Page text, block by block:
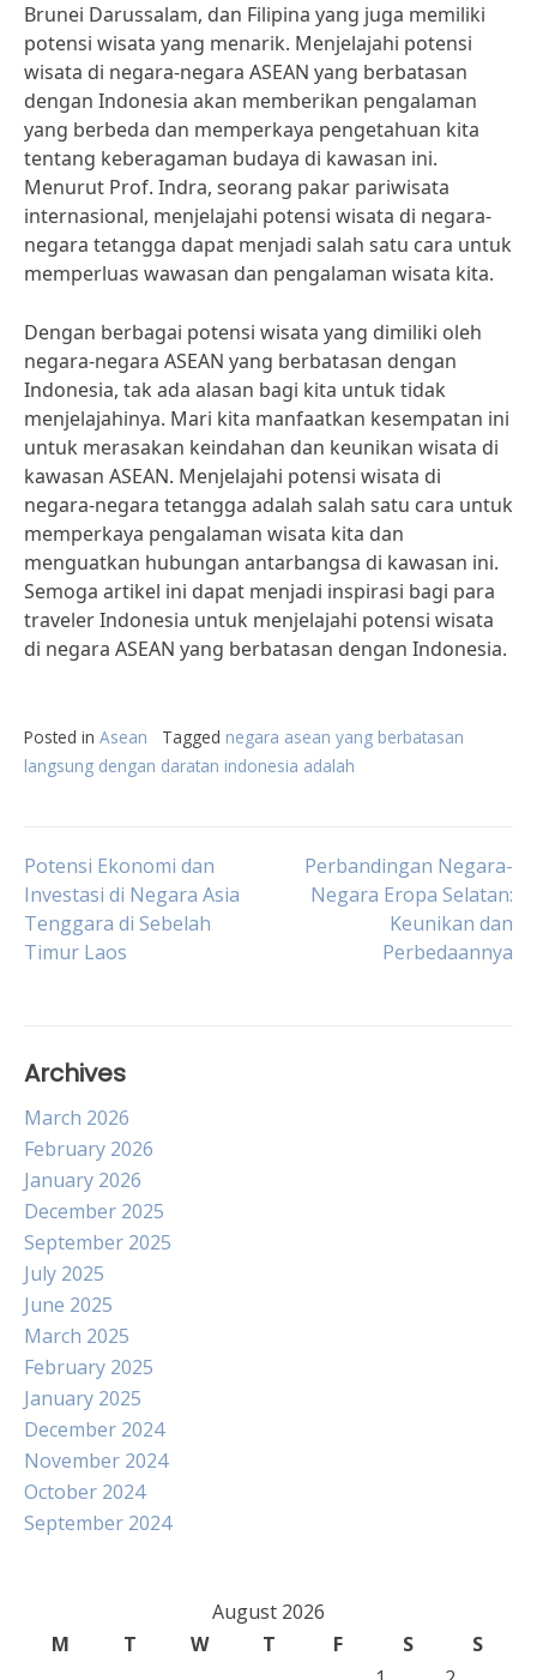
Brunei Darussalam, dan Filipina yang juga memiliki
potensi wisata yang menarik. Menjelajahi potensi
wisata di negara-negara ASEAN yang berbatasan
dengan Indonesia akan memberikan pengalaman
yang berbeda dan memperkaya pengetahuan kita
tentang keberagaman budaya di kawasan ini.
Menurut Prof. Indra, seorang pakar pariwisata
internasional, menjelajahi potensi wisata di negara-
negara tetangga dapat menjadi salah satu cara untuk
memperluas wawasan dan pengalaman wisata kita.
Dengan berbagai potensi wisata yang dimiliki oleh
negara-negara ASEAN yang berbatasan dengan
Indonesia, tak ada alasan bagi kita untuk tidak
menjelajahinya. Mari kita manfaatkan kesempatan ini
untuk merasakan keindahan dan keunikan wisata di
kawasan ASEAN. Menjelajahi potensi wisata di
negara-negara tetangga adalah salah satu cara untuk
memperkaya pengalaman wisata kita dan
menguatkan hubungan antarbangsa di kawasan ini.
Semoga artikel ini dapat menjadi inspirasi bagi para
traveler Indonesia untuk menjelajahi potensi wisata
di negara ASEAN yang berbatasan dengan Indonesia.
Posted in Asean Tagged negara asean yang berbatasan
langsung dengan daratan indonesia adalah
Post
navigation
Potensi Ekonomi dan
Investasi di Negara Asia
Tenggara di Sebelah
Timur Laos
Perbandingan Negara-
Negara Eropa Selatan:
Keunikan dan
Perbedaannya
Archives
March 2026
February 2026
January 2026
December 2025
September 2025
July 2025
June 2025
March 2025
February 2025
January 2025
December 2024
November 2024
October 2024
September 2024
August 2026
M
T W T F S
S